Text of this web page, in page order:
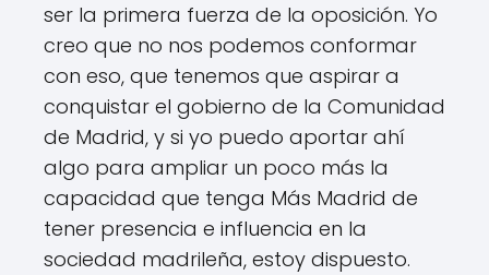
ser la primera fuerza de la oposición. Yo
creo que no nos podemos conformar
con eso, que tenemos que aspirar a
conquistar el gobierno de la Comunidad
de Madrid, y si yo puedo aportar ahí
algo para ampliar un poco más la
capacidad que tenga Más Madrid de
tener presencia e influencia en la
sociedad madrileña, estoy dispuesto.